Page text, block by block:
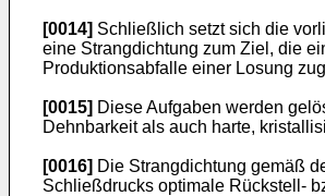
[0014] Schließlich setzt sich die
eine Strangdichtung zum Ziel, die
Produktionsabfalle einer Losung
[0015] Diese Aufgaben werden
Dehnbarkeit als auch harte,
[0016] Die Strangdichtung gemäß
Schließdrucks optimale Rückstell-